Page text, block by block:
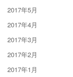
2017年5月
2017年4月
2017年3月
2017年2月
2017年1月